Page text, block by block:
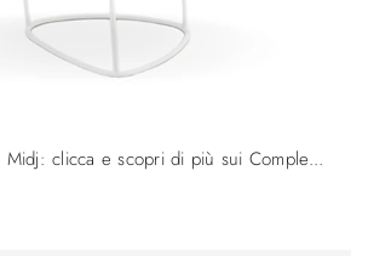
Tavolino Guapa di Midj: clicca e scopri di più sui Complementi e tavolini moderni in cuoio del noto e rinomato brand!